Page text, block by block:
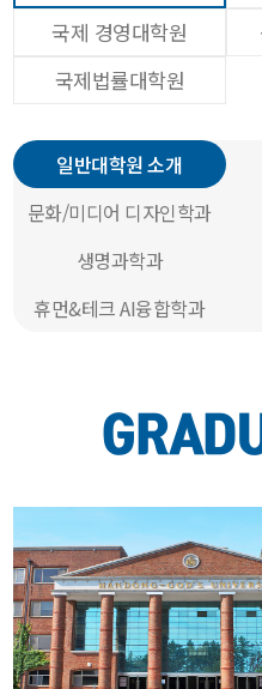
국제 경영대학원
국제법률대학원
일반대학원 소개
문화/미디어 디자인학과
생명과학과
휴먼&테크 AI융합학과